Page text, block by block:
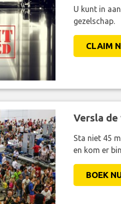
U kunt in
gezelschap.
CLAIM
Versla
Sta niet 45
en kom er
BOEK